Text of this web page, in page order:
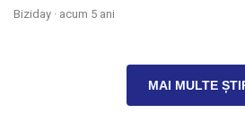
Biziday · acum 5 ani
MAI MULTE